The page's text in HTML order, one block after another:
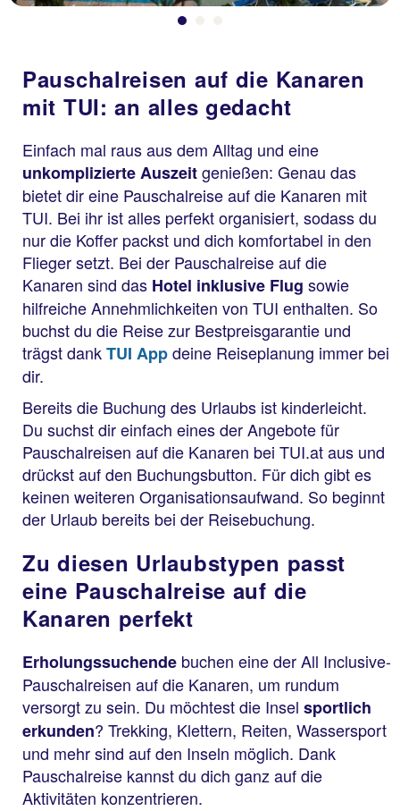
Pauschalreisen auf die Kanaren
mit TUI: an alles gedacht
Einfach mal raus aus dem Alltag und eine
unkomplizierte Auszeitgenießen: Genau das
bietet dir eine Pauschalreise auf die Kanaren mit
TUI. Bei ihr ist alles perfekt organisiert, sodass du
nur die Koffer packst und dich komfortabel in den
Flieger setzt. Bei der Pauschalreise auf die
Kanaren sind das Hotel inklusive Flug sowie
hilfreiche Annehmlichkeiten von TUI enthalten. So
buchst du die Reise zur Bestpreisgarantie und
trägst dankTUI Appdeine Reiseplanung immer bei
dir.
Bereits die Buchung des Urlaubs ist kinderleicht.
Du suchst dir einfach eines der Angebote für
Pauschalreisen auf die Kanaren bei TUI.at aus und
drückst auf den Buchungsbutton. Für dich gibt es
keinen weiteren Organisationsaufwand. So beginnt
der Urlaub bereits bei der Reisebuchung.
Zu diesen Urlaubstypen passt
eine Pauschalreise auf die
Kanaren perfekt
Erholungssuchende buchen eine der All Inclusive-
Pauschalreisen auf die Kanaren, um rundum
versorgt zu sein. Du möchtest die Insel sportlich
erkunden? Trekking, Klettern, Reiten, Wassersport
und mehr sind auf den Inseln möglich. Dank
Pauschalreise kannst du dich ganz auf die
Aktivitäten konzentrieren.